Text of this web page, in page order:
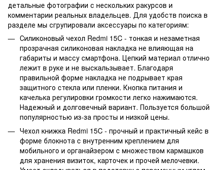
детальные фотографии с нескольких ракурсов и
комментарии реальных владельцев. Для удобств поиска в
разделе мы сгрупировали аксессуары по категориям:
Силиконовый чехол Redmi 15C - тонкая и незаметная
прозрачная силиконовая накладка не влияющая на
габариты и массу смартфона. Цепкий материал отлично
лежит в руке и не выскальзывает. Благодаря
правильной форме накладка не подрывает края
защитного стекла или пленки. Кнопка питания и
качелька регулировки громкости легко нажимаются.
Надежный и долговечный вариант. Пользуется большой
популярностью из-за просты и низкой цены.
Чехол книжка Redmi 15C - прочный и практичный кейс в
форме блокнота с внутренним креплением для
мобильного и органайзером с множеством кармашков
для хранения визиток, карточек и прочей мелочевки.